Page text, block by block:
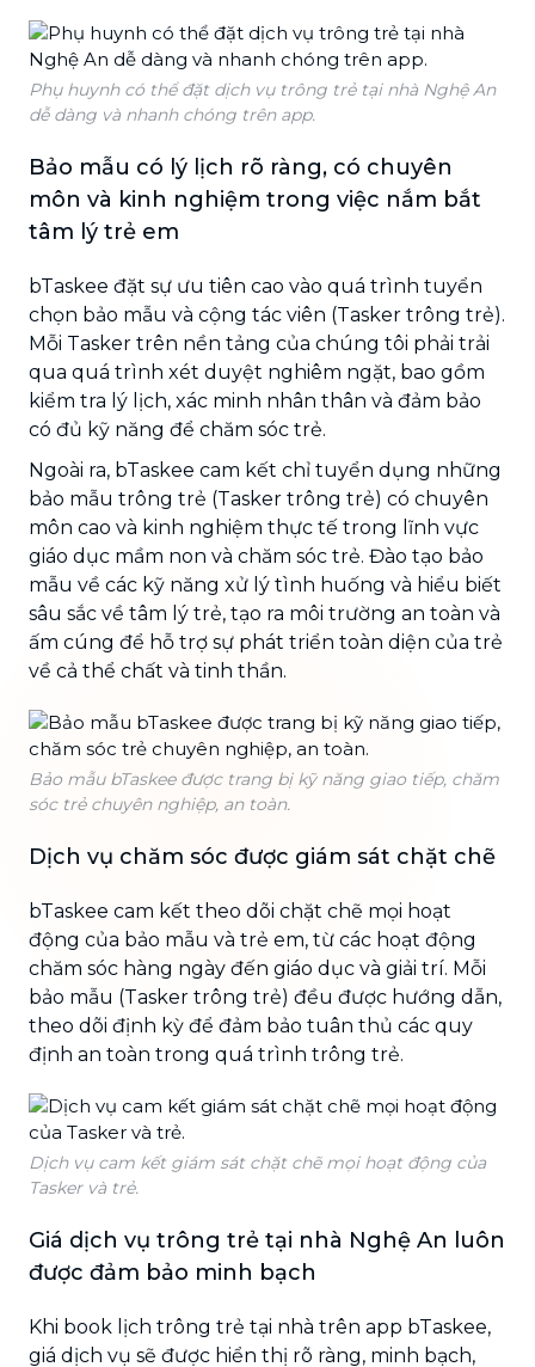
Phụ huynh có thể đặt dịch vụ trông trẻ tại nhà Nghệ An
dễ dàng và nhanh chóng trên app.
Bảo mẫu có lý lịch rõ ràng, có chuyên
môn và kinh nghiệm trong việc nắm bắt
tâm lý trẻ em
bTaskee đặt sự ưu tiên cao vào quá trình tuyển
chọn bảo mẫu và cộng tác viên (Tasker trông trẻ).
Mỗi Tasker trên nền tảng của chúng tôi phải trải
qua quá trình xét duyệt nghiêm ngặt, bao gồm
kiểm tra lý lịch, xác minh nhân thân và đảm bảo
có đủ kỹ năng để chăm sóc trẻ.
Ngoài ra, bTaskee cam kết chỉ tuyển dụng những
bảo mẫu trông trẻ (Tasker trông trẻ) có chuyên
môn cao và kinh nghiệm thực tế trong lĩnh vực
giáo dục mầm non và chăm sóc trẻ. Đào tạo bảo
mẫu về các kỹ năng xử lý tình huống và hiểu biết
sâu sắc về tâm lý trẻ, tạo ra môi trường an toàn và
ấm cúng để hỗ trợ sự phát triển toàn diện của trẻ
về cả thể chất và tinh thần.
Bảo mẫu bTaskee được trang bị kỹ năng giao tiếp, chăm
sóc trẻ chuyên nghiệp, an toàn.
Dịch vụ chăm sóc được giám sát chặt chẽ
bTaskee cam kết theo dõi chặt chẽ mọi hoạt
động của bảo mẫu và trẻ em, từ các hoạt động
chăm sóc hàng ngày đến giáo dục và giải trí. Mỗi
bảo mẫu (Tasker trông trẻ) đều được hướng dẫn,
theo dõi định kỳ để đảm bảo tuân thủ các quy
định an toàn trong quá trình trông trẻ.
Dịch vụ cam kết giám sát chặt chẽ mọi hoạt động của
Tasker và trẻ.
Giá dịch vụ trông trẻ tại nhà Nghệ An luôn
được đảm bảo minh bạch
Khi book lịch trông trẻ tại nhà trên app bTaskee,
giá dịch vụ sẽ được hiển thị rõ ràng, minh bạch,